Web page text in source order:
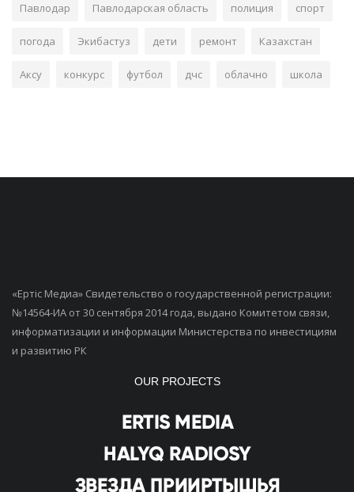
Павлодар Павлодарская область полиция спорт
погода Экибастуз дети ремонт Казахстан
Аксу конкурс футбол дчс облачно школа
«Ертiс Медиа» Свидетельство о государственной регистрации:
№14564-ИА от 30 сентября 2014 года, выдано Комитетом связи,
информатизации и информации Министерства по инвестициям
и развитию РК
OUR PROJECTS